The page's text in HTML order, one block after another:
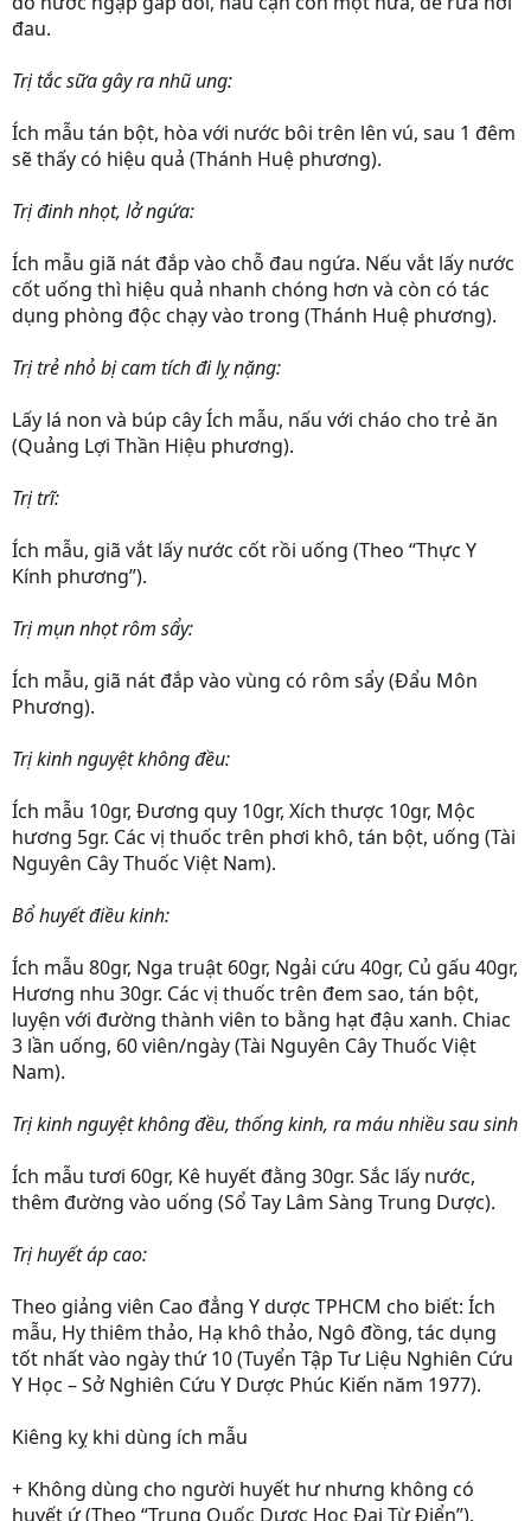
đau.
Trị tắc sữa gây ra nhũ ung:
Ích mẫu tán bột, hòa với nước bôi trên lên vú, sau 1 đêm
sẽ thấy có hiệu quả (Thánh Huệ phương).
Trị đinh nhọt, lở ngứa:
Ích mẫu giã nát đắp vào chỗ đau ngứa. Nếu vắt lấy nước
cốt uống thì hiệu quả nhanh chóng hơn và còn có tác
dụng phòng độc chạy vào trong (Thánh Huệ phương).
Trị trẻ nhỏ bị cam tích đi lỵ nặng:
Lấy lá non và búp cây Ích mẫu, nấu với cháo cho trẻ ăn
(Quảng Lợi Thần Hiệu phương).
Trị trĩ:
Ích mẫu, giã vắt lấy nước cốt rồi uống (Theo “Thực Y
Kính phương”).
Trị mụn nhọt rôm sẩy:
Ích mẫu, giã nát đắp vào vùng có rôm sẩy (Đẩu Môn
Phương).
Trị kinh nguyệt không đều:
Ích mẫu 10gr, Đương quy 10gr, Xích thược 10gr, Mộc
hương 5gr. Các vị thuốc trên phơi khô, tán bột, uống (Tài
Nguyên Cây Thuốc Việt Nam).
Bổ huyết điều kinh:
Ích mẫu 80gr, Nga truật 60gr, Ngải cứu 40gr, Củ gấu 40gr,
Hương nhu 30gr. Các vị thuốc trên đem sao, tán bột,
luyện với đường thành viên to bằng hạt đậu xanh. Chiac
3 lần uống, 60 viên/ngày (Tài Nguyên Cây Thuốc Việt
Nam).
Trị kinh nguyệt không đều, thống kinh, ra máu nhiều sau sinh
Ích mẫu tươi 60gr, Kê huyết đằng 30gr. Sắc lấy nước,
thêm đường vào uống (Sổ Tay Lâm Sàng Trung Dược).
Trị huyết áp cao:
Theo giảng viên Cao đẳng Y dược TPHCM cho biết: Ích
mẫu, Hy thiêm thảo, Hạ khô thảo, Ngô đồng, tác dụng
tốt nhất vào ngày thứ 10 (Tuyển Tập Tư Liệu Nghiên Cứu
Y Học – Sở Nghiên Cứu Y Dược Phúc Kiến năm 1977).
Kiêng kỵ khi dùng ích mẫu
+ Không dùng cho người huyết hư nhưng không có
huyết ứ (Theo “Trung Quốc Dược Học Đại Từ Điển”).